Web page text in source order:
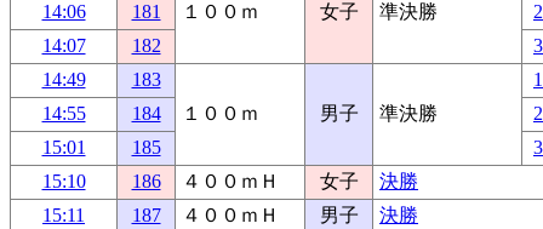
１００ｍ
女子 準決勝
14:06
181
14:07
182
14:49
183
１００ｍ
男子 準決勝
14:55
184
15:01
185
15:10
186 ４００ｍＨ 女子
決勝
15:11
187 ４００ｍＨ 男子
決勝